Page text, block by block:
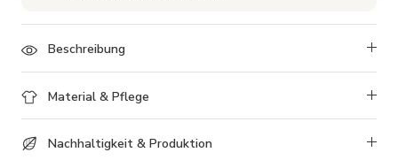
Beschreibung
Material & Pflege
Nachhaltigkeit & Produktion